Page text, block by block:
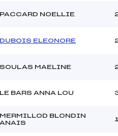
PACCARD NOELLIE
DUBOIS ELEONORE
SOULAS MAELINE
LE BARS ANNA LOU
MERMILLOD BLONDIN
ANAIS
1